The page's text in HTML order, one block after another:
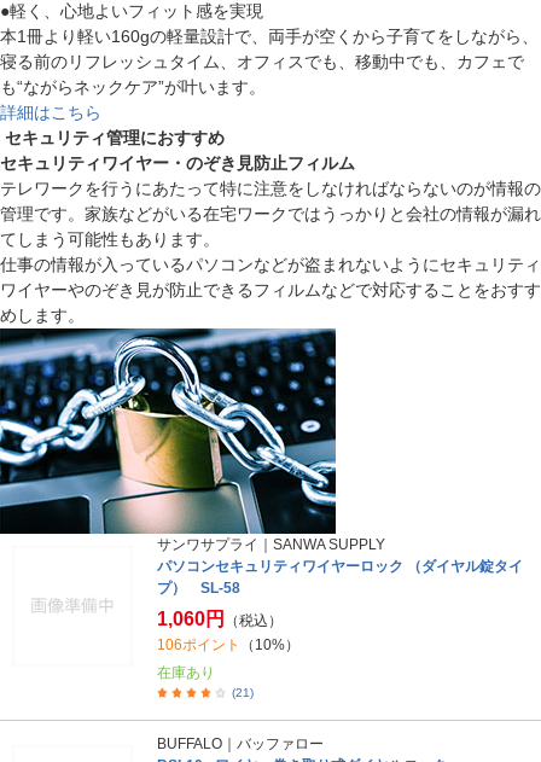
●軽く、心地よいフィット感を実現
本1冊より軽い160gの軽量設計で、両手が空くから子育てをしながら、
寝る前のリフレッシュタイム、オフィスでも、移動中でも、カフェで
も“ながらネックケア”が叶います。
詳細はこちら
セキュリティ管理におすすめ
セキュリティワイヤー・のぞき見防止フィルム
テレワークを行うにあたって特に注意をしなければならないのが情報の
管理です。家族などがいる在宅ワークではうっかりと会社の情報が漏れ
てしまう可能性もあります。
仕事の情報が入っているパソコンなどが盗まれないようにセキュリティ
ワイヤーやのぞき見が防止できるフィルムなどで対応することをおすす
めします。
サンワサプライ｜SANWA SUPPLY
パソコンセキュリティワイヤーロック （ダイヤル錠タイ
プ） SL-58
1,060円
（税込）
106ポイント
（10%）
在庫あり
(21)
BUFFALO｜バッファロー